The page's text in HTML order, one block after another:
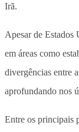
Irã.
Apesar de Estados
em áreas como
divergências entre
aprofundando nos
Entre os principais